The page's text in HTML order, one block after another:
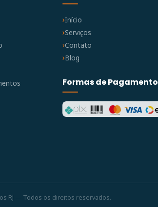
Início
Serviços
Contato
Blog
Formas de Pagamento
RJ — Todos os direitos reservados.